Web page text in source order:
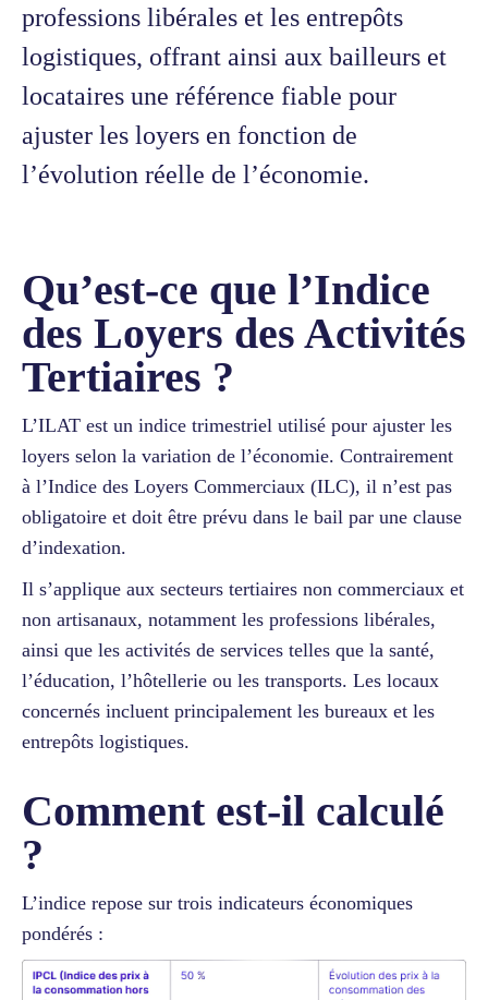
professions libérales et les entrepôts
logistiques, offrant ainsi aux bailleurs et
locataires une référence fiable pour
ajuster les loyers en fonction de
l’évolution réelle de l’économie.
Qu’est-ce que l’Indice
des Loyers des Activités
Tertiaires ?
L’ILAT est un indice trimestriel utilisé pour ajuster les
loyers selon la variation de l’économie. Contrairement
à l’Indice des Loyers Commerciaux (ILC), il n’est pas
obligatoire et doit être prévu dans le bail par une clause
d’indexation.
Il s’applique aux secteurs tertiaires non commerciaux et
non artisanaux, notamment les professions libérales,
ainsi que les activités de services telles que la santé,
l’éducation, l’hôtellerie ou les transports. Les locaux
concernés incluent principalement les bureaux et les
entrepôts logistiques.
Comment est-il calculé
?
L’indice repose sur trois indicateurs économiques
pondérés :